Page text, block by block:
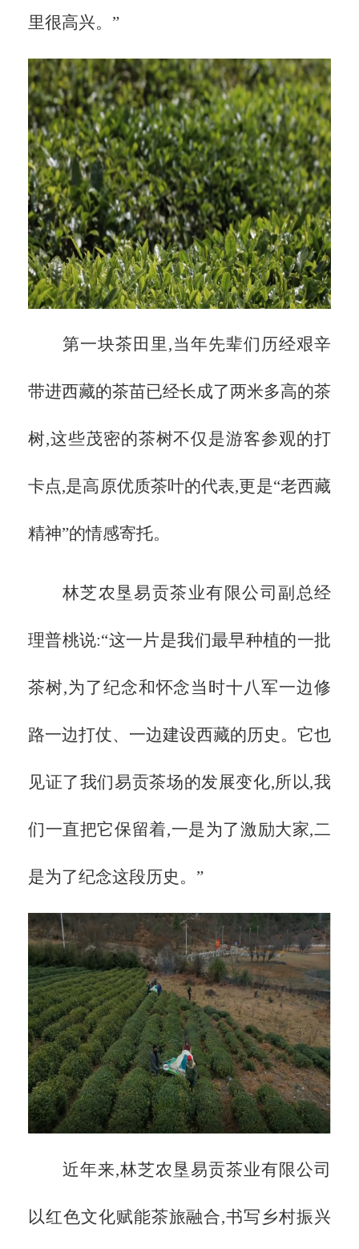
里很高兴。”
第一块茶田里,当年先辈们历经艰辛
带进西藏的茶苗已经长成了两米多高的茶
树,这些茂密的茶树不仅是游客参观的打
卡点,是高原优质茶叶的代表,更是“老西藏
精神”的情感寄托。
林芝农垦易贡茶业有限公司副总经
理普桃说:“这一片是我们最早种植的一批
茶树,为了纪念和怀念当时十八军一边修
路一边打仗、一边建设西藏的历史。它也
见证了我们易贡茶场的发展变化,所以,我
们一直把它保留着,一是为了激励大家,二
是为了纪念这段历史。”
近年来,林芝农垦易贡茶业有限公司
以红色文化赋能茶旅融合,书写乡村振兴